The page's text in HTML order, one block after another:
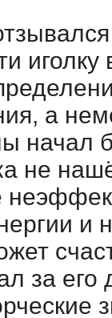
а
начал
не
и
за его